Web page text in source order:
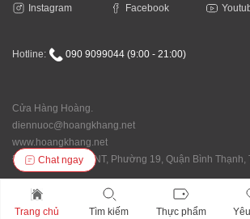
Instagram Facebook
Hotline: 090 9099044 (9:00 - 21:00)
Cửa Hàng Hoàng.
diennuoc@hoangkhang.net
www.hoangkhang.net
Địa chỉ: 92/146 XVNT, Phường 19, Quận Bình Thạnh,
Trang chủ Tìm kiếm Thực phẩm
Chat ngay